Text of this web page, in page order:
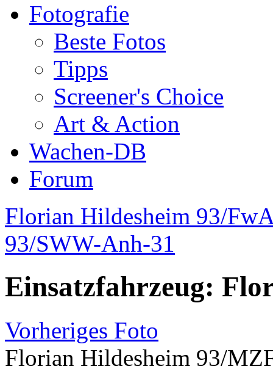
Fotografie
Beste Fotos
Tipps
Screener's Choice
Art & Action
Wachen-DB
Forum
Florian Hildesheim 93/
93/SWW-Anh-31
Einsatzfahrzeug:
Vorheriges Foto
Florian Hildesheim 93/